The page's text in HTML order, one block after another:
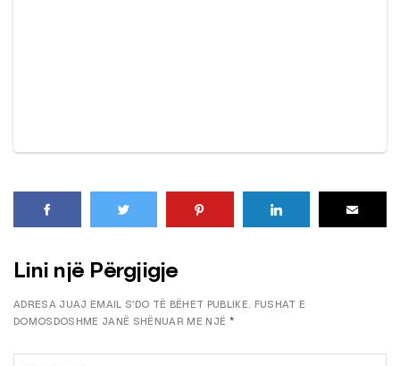
Lini një Përgjigje
ADRESA JUAJ EMAIL S’DO TË BËHET PUBLIKE. FUSHAT E
DOMOSDOSHME JANË SHËNUAR ME NJË *